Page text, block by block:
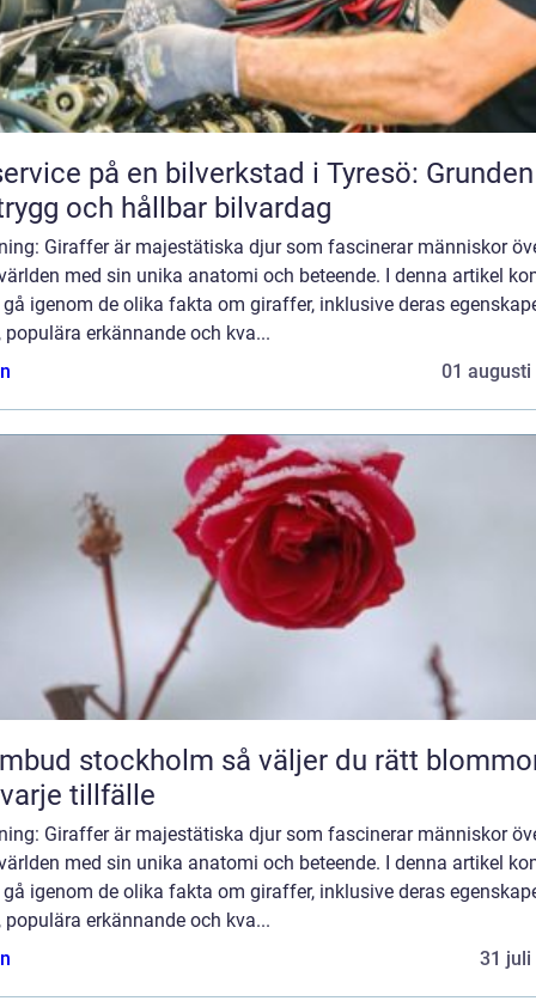
på en bilverkstad i Tyresö:
och hållbar bilvardag
Giraffer är majestätiska djur som fascinerar människor
med sin unika anatomi och beteende. I denna artikel
igenom de olika fakta om giraffer, inklusive deras
populära erkännande och kva...
01 augusti
stockholm så väljer du rätt blommor
tillfälle
Giraffer är majestätiska djur som fascinerar människor
med sin unika anatomi och beteende. I denna artikel
igenom de olika fakta om giraffer, inklusive deras
populära erkännande och kva...
31 juli